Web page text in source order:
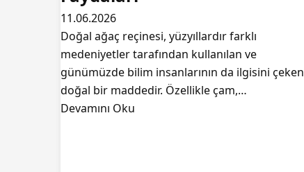
11.06.2026
Doğal ağaç reçinesi, yüzyıllardır farklı
medeniyetler tarafından kullanılan ve
günümüzde bilim insanlarının da ilgisini çeken
doğal bir maddedir. Özellikle çam,…
Devamını Oku